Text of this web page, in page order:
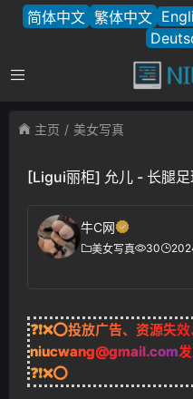
简体中文 繁体中文
主页 美女写真
[Ligui丽柜] 允儿 - 长腿
牛C网
美女写真 30
❓❗❌⭕投放广告、资源失
niucwang@gmail.com
❓❗❌⭕